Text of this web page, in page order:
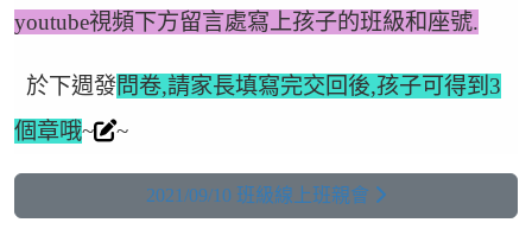
youtube視頻下方留言處寫上孩子的班級和座號.
於下週發問卷,請家長填寫完交回後,孩子可得到3
個章哦~ ~
2021/09/10 班級線上班親會